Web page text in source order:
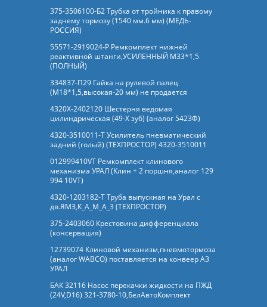
375-3506100-Б2 Трубка от тройника к правому
заднему тормозу (1540 мм.6 мм) (МЕДЬ-
РОССИЯ)
55571-2919024-Р Ремкомплект нижней
реактивной штанги,УСИЛЕННЫЙ М33*1,5
(ПОЛНЫЙ)
334837-П29 Гайка на рулевой палец
(М18*1,5,высокая-20 мм) не продается
4320Х-2402120 Шестерня ведомая
цилиндрическая (49-Х зуб) (аналог 5423Ф)
4320-3510011-Т Усилитель пневматический
задний (голый) (ТЕХПРОСТОР) 4320-3510011
012999410VT Ремкомплект клинового
механизма УРАЛ (Клин + 2 поршня,аналог 129
994 10VT)
4320-1203182-Т Труба выпускная на Урал с
дв.ЯМЗ,К_А_М_А_3 (ТЕХПРОСТОР)
375-2403060 Крестовина дифференциала
(консервация)
12739074 Клиновой механизм,пневмотормоза
(аналог WABCO) поставляется на конвеер АЗ
УРАЛ
БАК 32116 Насос перекачки жидкости на ПЖД
(24V,D16) 321-3780-10,БелАвтоКомплект